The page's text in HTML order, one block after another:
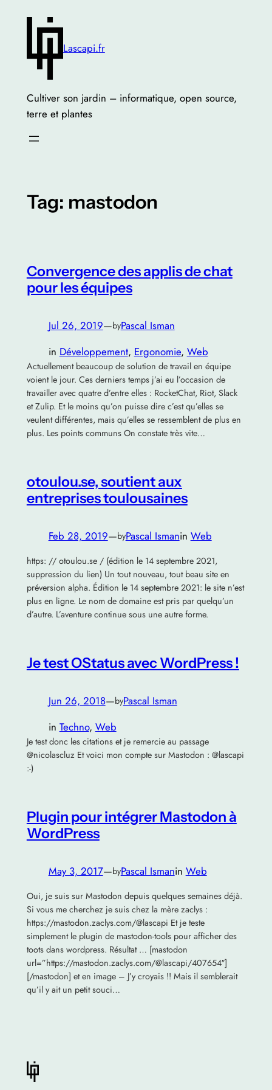
Lascapi.fr
Cultiver son jardin – informatique, open source,
terre et plantes
Tag: mastodon
Convergence des applis de chat
pour les équipes
Jul 26, 2019—byPascal Isman
in Développement, Ergonomie, Web
Actuellement beaucoup de solution de travail en équipe
voient le jour. Ces derniers temps j’ai eu l’occasion de
travailler avec quatre d’entre elles : RocketChat, Riot, Slack
et Zulip. Et le moins qu’on puisse dire c’est qu’elles se
veulent différentes, mais qu’elles se ressemblent de plus en
plus. Les points communs On constate très vite…
otoulou.se, soutient aux
entreprises toulousaines
Feb 28, 2019—byPascal Ismanin Web
https: // otoulou.se / (édition le 14 septembre 2021,
suppression du lien) Un tout nouveau, tout beau site en
préversion alpha. Édition le 14 septembre 2021: le site n’est
plus en ligne. Le nom de domaine est pris par quelqu’un
d’autre. L’aventure continue sous une autre forme.
Je test OStatus avec WordPress !
Jun 26, 2018—byPascal Isman
in Techno, Web
Je test donc les citations et je remercie au passage
@nicolascluz Et voici mon compte sur Mastodon : @lascapi
:-)
Plugin pour intégrer Mastodon à
WordPress
May 3, 2017—byPascal Ismanin Web
Oui, je suis sur Mastodon depuis quelques semaines déjà.
Si vous me cherchez je suis chez la mère zaclys :
https://mastodon.zaclys.com/@lascapi Et je teste
simplement le plugin de mastodon-tools pour afficher des
toots dans wordpress. Résultat … [mastodon
url=”https://mastodon.zaclys.com/@lascapi/407654″]
[/mastodon] et en image – J’y croyais !! Mais il semblerait
qu’il y ait un petit souci…